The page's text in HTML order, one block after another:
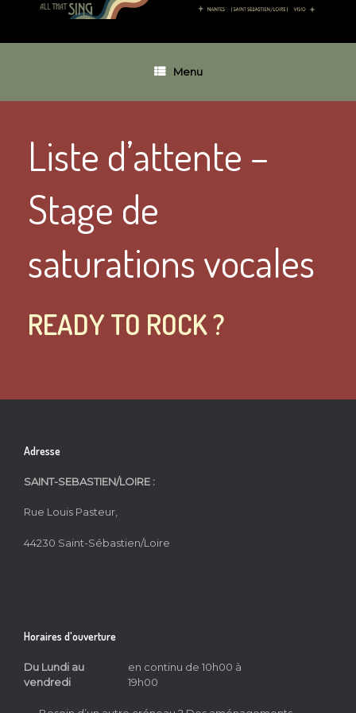
Menu
Liste d’attente –
Stage de
saturations vocales
READY TO ROCK ?
Adresse
SAINT-SEBASTIEN/LOIRE :
Rue Louis Pasteur,
44230 Saint-Sébastien/Loire
Horaires d'ouverture
Du Lundi au
vendredi
en continu de 10h00 à
19h00